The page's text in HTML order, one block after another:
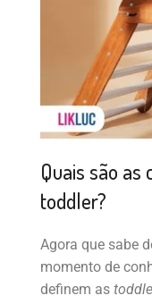
Quais são
toddler?
Agora que sabe
momento de
definem as